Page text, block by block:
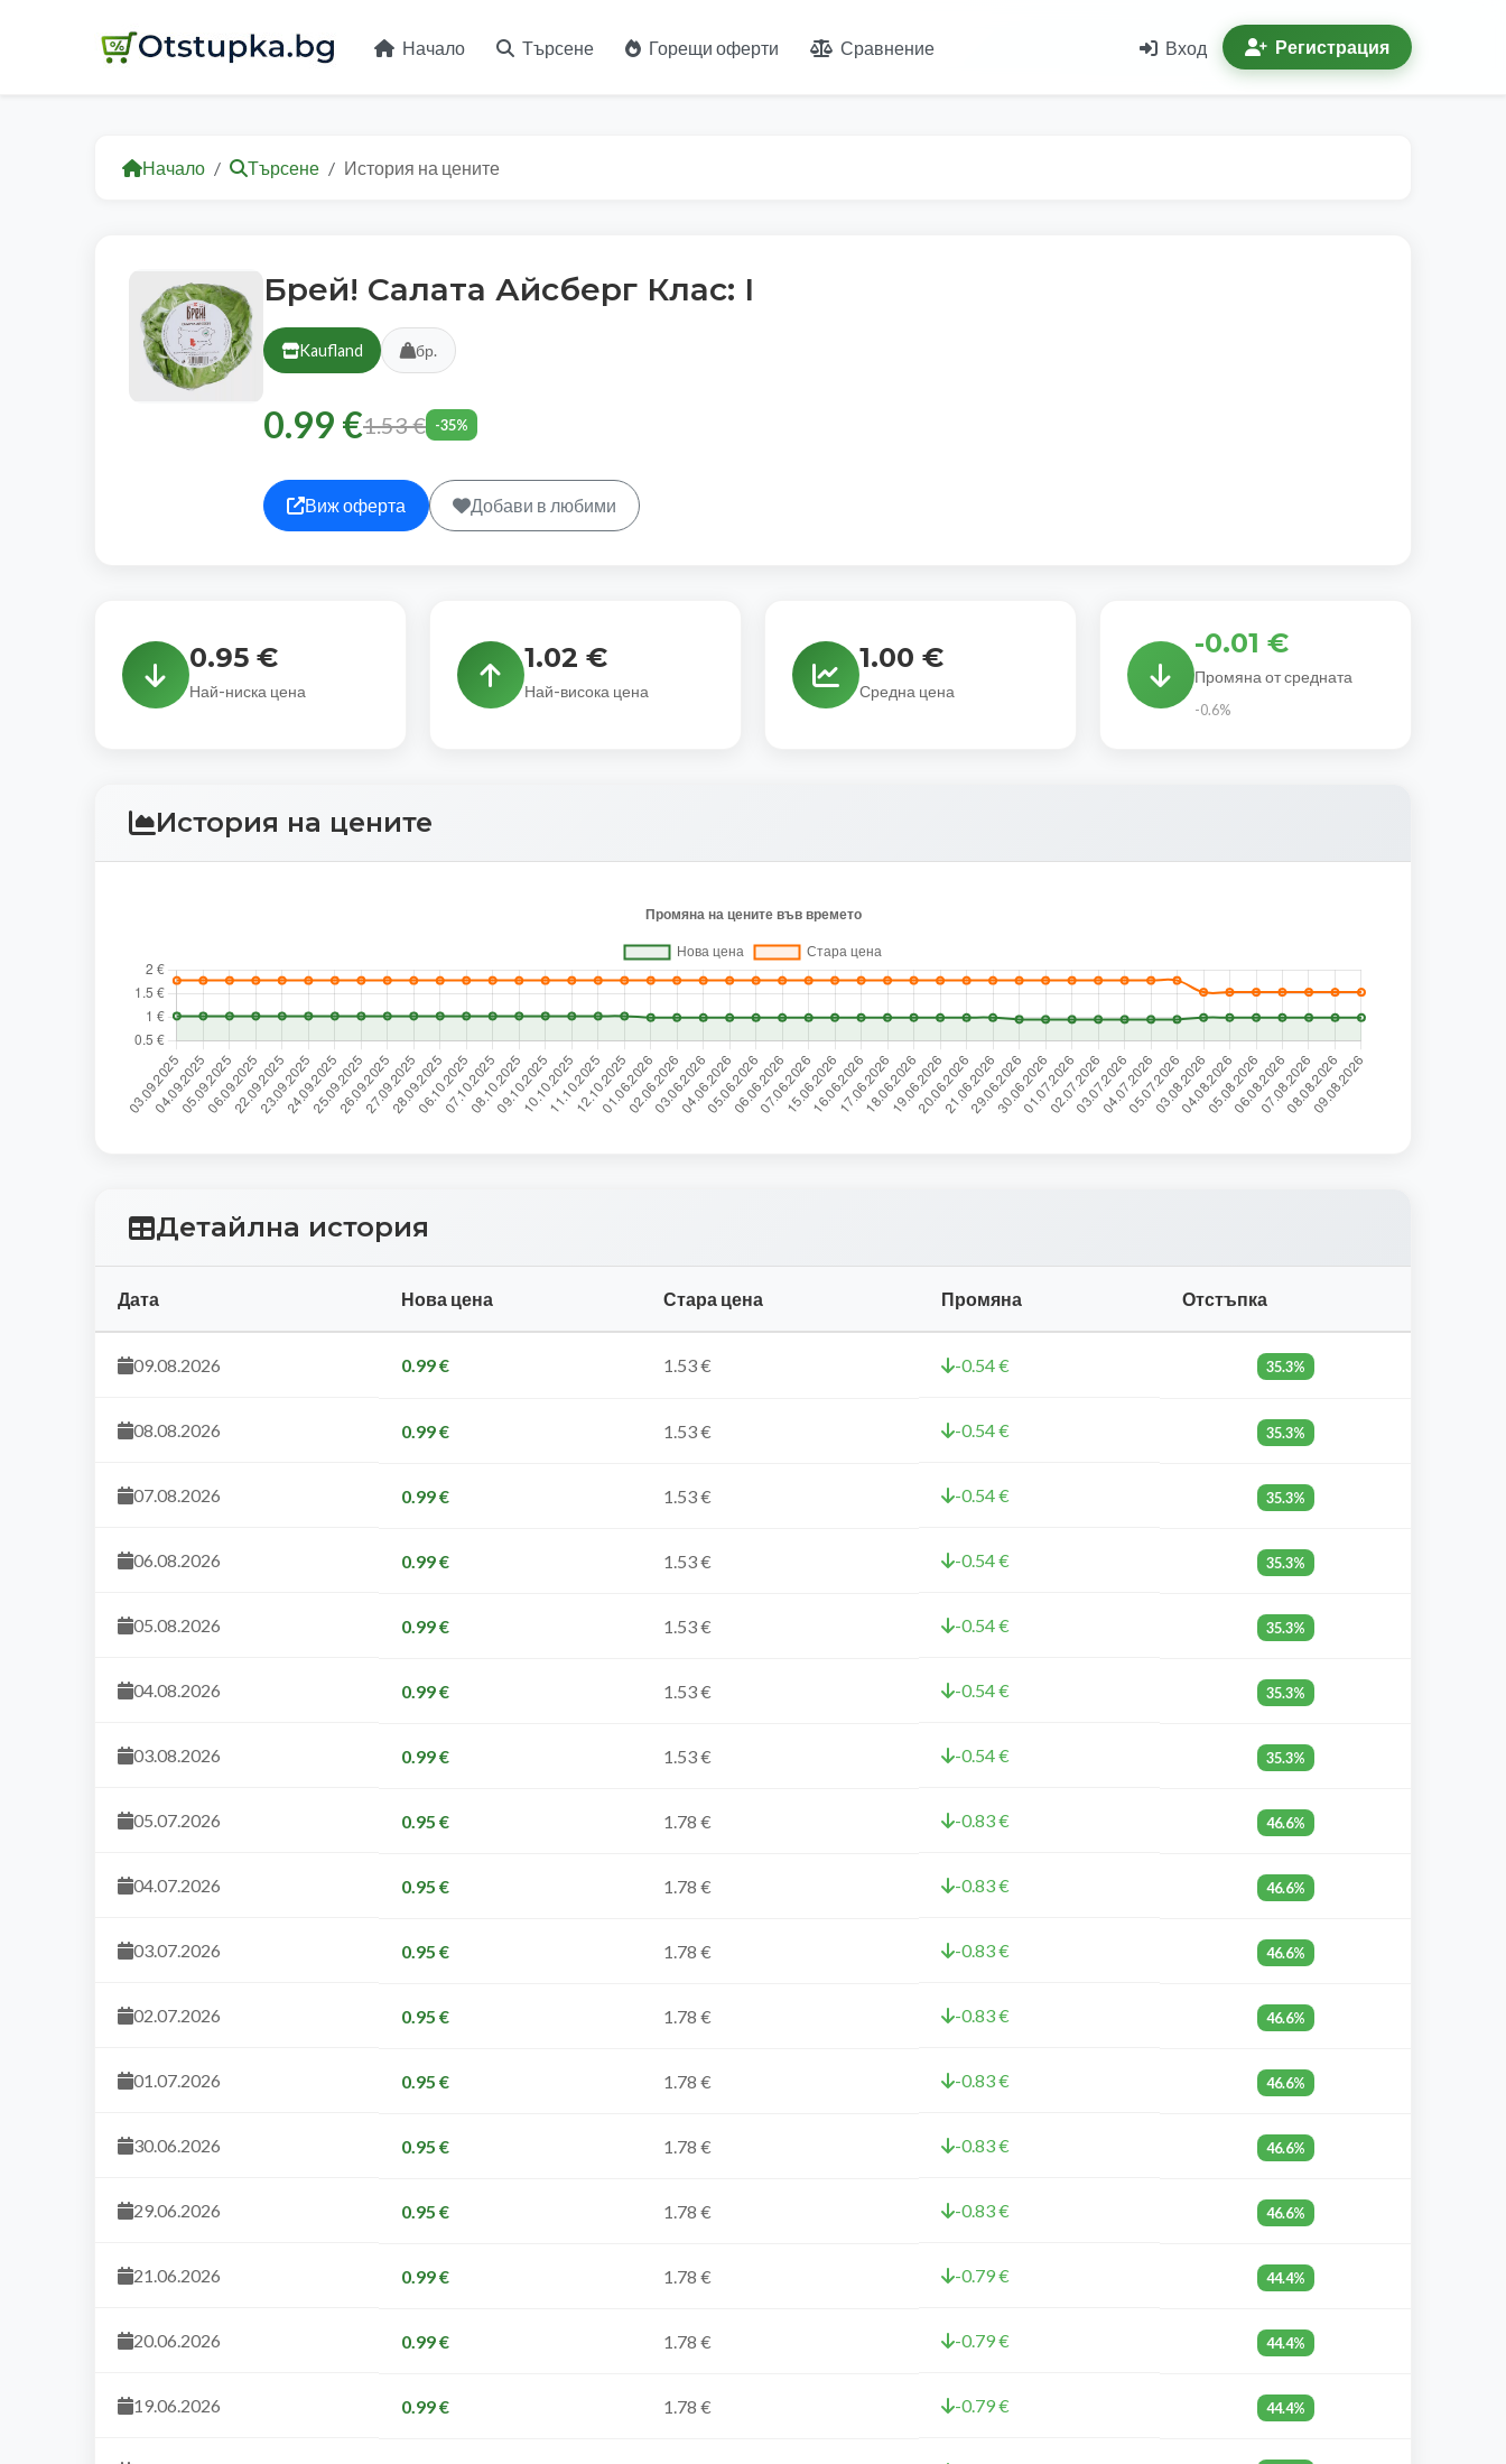
Начало Търсене Горещи оферти Сравнение Вход Регистрация
Начало Търсене История на цените
Брей! Салата Айсберг Клас: I
Kaufland бр.
0.99 €1.53 € -35%
Виж оферта Добави в любими
0.95 €
Най-ниска цена
1.02 €
Най-висока цена
1.00 €
Средна цена
-0.01 €
Промяна от средната
-0.6%
История на цените
Детайлна история
Дата Нова цена Стара цена Промяна Отстъпка
09.08.2026 0.99 € 1.53 € -0.54 € 35.3%
08.08.2026 0.99 € 1.53 € -0.54 € 35.3%
07.08.2026 0.99 € 1.53 € -0.54 € 35.3%
06.08.2026 0.99 € 1.53 € -0.54 € 35.3%
05.08.2026 0.99 € 1.53 € -0.54 € 35.3%
04.08.2026 0.99 € 1.53 € -0.54 € 35.3%
03.08.2026 0.99 € 1.53 € -0.54 € 35.3%
05.07.2026 0.95 € 1.78 € -0.83 € 46.6%
04.07.2026 0.95 € 1.78 € -0.83 € 46.6%
03.07.2026 0.95 € 1.78 € -0.83 € 46.6%
02.07.2026 0.95 € 1.78 € -0.83 € 46.6%
01.07.2026 0.95 € 1.78 € -0.83 € 46.6%
30.06.2026 0.95 € 1.78 € -0.83 € 46.6%
29.06.2026 0.95 € 1.78 € -0.83 € 46.6%
21.06.2026 0.99 € 1.78 € -0.79 € 44.4%
20.06.2026 0.99 € 1.78 € -0.79 € 44.4%
19.06.2026 0.99 € 1.78 € -0.79 € 44.4%